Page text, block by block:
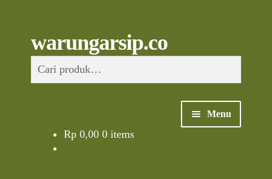
to
navigation
to
content
warungarsip.co
untuk:
Menu
Rp0,00 0 items